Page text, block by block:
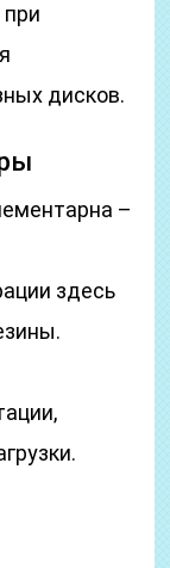
дисков.
–
здесь